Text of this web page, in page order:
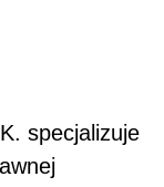
specjalizuje